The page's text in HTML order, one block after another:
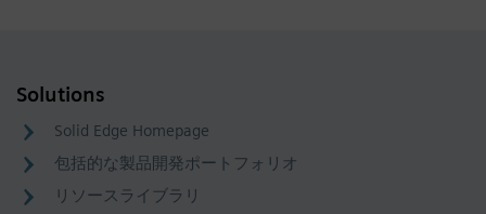
Solutions
Solid Edge Homepage
包括的な製品開発ポートフォリオ
リソースライブラリ